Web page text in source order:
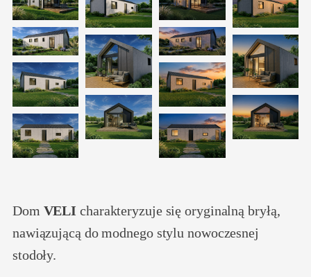
Dom VELI charakteryzuje się oryginalną bryłą,
nawiązującą do modnego stylu nowoczesnej
stodoły.